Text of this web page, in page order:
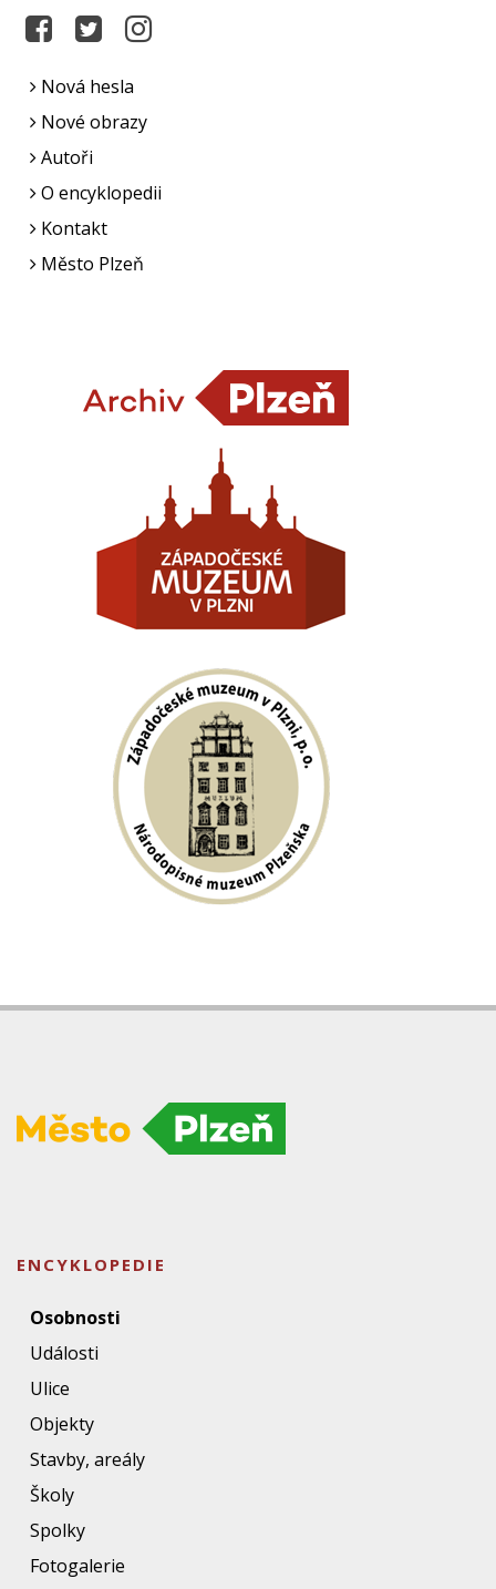
Nová hesla
Nové obrazy
Autoři
O encyklopedii
Kontakt
Město Plzeň
ENCYKLOPEDIE
Osobnosti
Události
Ulice
Objekty
Stavby, areály
Školy
Spolky
Fotogalerie